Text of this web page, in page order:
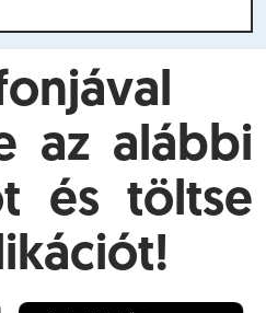
az alábbi
és töltse